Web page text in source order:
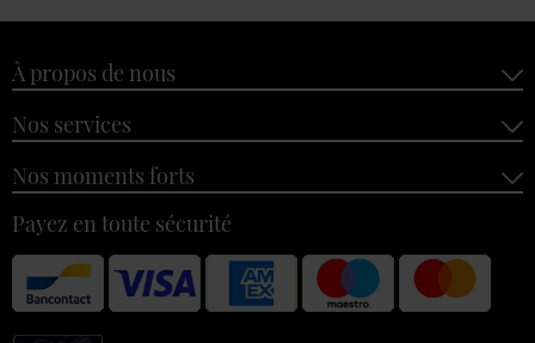
À propos de nous
Nos services
Nos moments forts
Payez en toute sécurité